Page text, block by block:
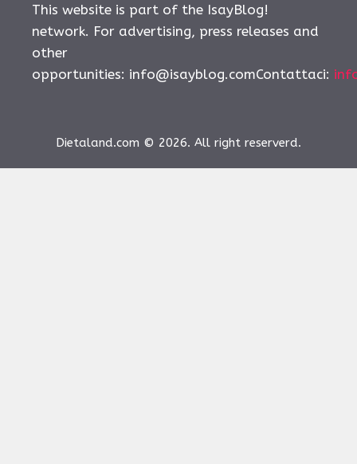
This website is part of the IsayBlog!
network. For advertising, press releases and
other
opportunities: info@isayblog.comContattaci:
Dietaland.com © 2026. All right reserverd.